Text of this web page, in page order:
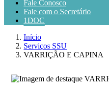
Fale Conosco
Fale com o Secretário
1DOC
Início
Serviços SSU
VARRIÇÃO E CAPINA